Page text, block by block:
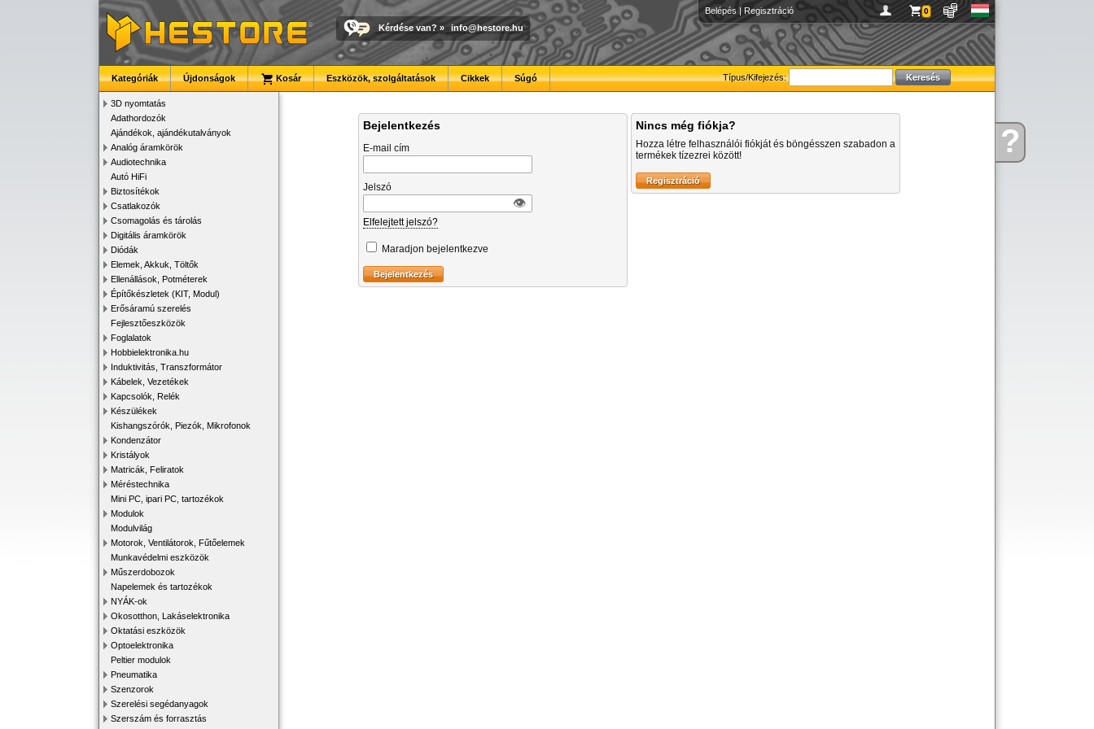
Kérdése?
Belépés | Regisztráció 0
Kérdése van? » info@hestore.hu
Típus/Kifejezés:
Kategóriák Újdonságok Kosár Eszközök, szolgáltatások Cikkek Súgó
3D nyomtatás
Adathordozók
Ajándékok, ajándékutalványok
Analóg áramkörök
Audiotechnika
Autó HiFi
Biztosítékok
Csatlakozók
Csomagolás és tárolás
Digitális áramkörök
Diódák
Elemek, Akkuk, Töltők
Ellenállások, Potméterek
Építőkészletek (KIT, Modul)
Erősáramú szerelés
Fejlesztőeszközök
Foglalatok
Hobbielektronika.hu
Induktivitás, Transzformátor
Kábelek, Vezetékek
Kapcsolók, Relék
Készülékek
Kishangszórók, Piezók, Mikrofonok
Kondenzátor
Kristályok
Matricák, Feliratok
Méréstechnika
Mini PC, ipari PC, tartozékok
Modulok
Modulvilág
Motorok, Ventilátorok, Fűtőelemek
Munkavédelmi eszközök
Műszerdobozok
Napelemek és tartozékok
NYÁK-ok
Okosotthon, Lakáselektronika
Oktatási eszközök
Optoelektronika
Peltier modulok
Pneumatika
Szenzorok
Szerelési segédanyagok
Szerszám és forrasztás
Bejelentkezés
E-mail cím
Jelszó
👁︎
Elfelejtett jelszó?
Maradjon bejelentkezve
Nincs még fiókja?
Hozza létre felhasználói fiókját és böngésszen szabadon a
termékek tízezrei között!